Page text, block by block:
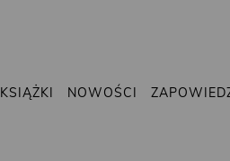
KSIĄŻKI NOWOŚCI